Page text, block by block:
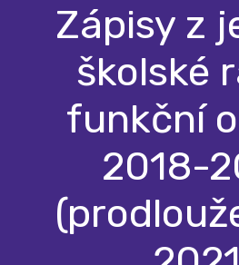
Zápisy z
školské
funkční
2018-